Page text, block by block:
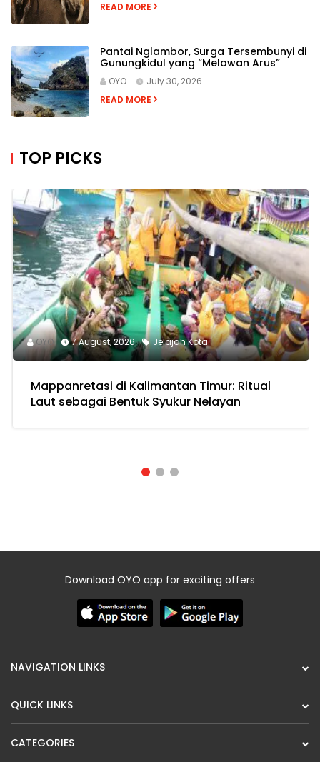
READ MORE
Pantai Nglambor, Surga Tersembunyi di
Gunungkidul yang “Melawan Arus”
OYO
July 30, 2026
READ MORE
TOP PICKS
OYO 7 August, 2026 Jelajah Kota
Mappanretasi di Kalimantan Timur: Ritual
Laut sebagai Bentuk Syukur Nelayan
Download OYO app for exciting offers
NAVIGATION LINKS
QUICK LINKS
CATEGORIES